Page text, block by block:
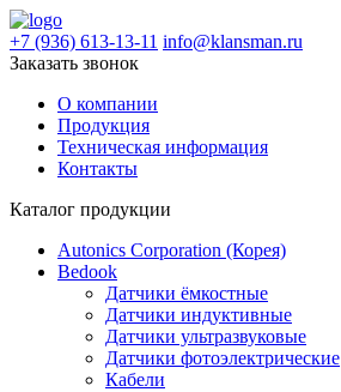
+7 (936) 613-13-11 info@klansman.ru
Заказать звонок
О компании
Продукция
Техническая информация
Контакты
Каталог продукции
Autonics Corporation (Корея)
Bedook
Датчики ёмкостные
Датчики индуктивные
Датчики ультразвуковые
Датчики фотоэлектрические
Кабели